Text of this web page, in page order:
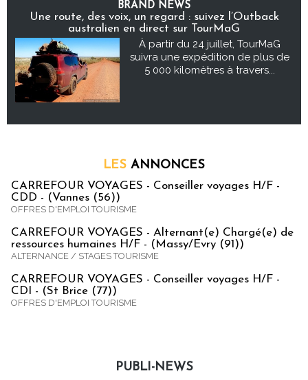
BRAND NEWS
Une route, des voix, un regard : suivez l’Outback
australien en direct sur TourMaG
À partir du 24 juillet, TourMaG
suivra une expédition de plus de
5 000 kilomètres à travers...
LES ANNONCES
CARREFOUR VOYAGES - Conseiller voyages H/F -
CDD - (Vannes (56))
OFFRES D'EMPLOI TOURISME
CARREFOUR VOYAGES - Alternant(e) Chargé(e) de
ressources humaines H/F - (Massy/Evry (91))
ALTERNANCE / STAGES TOURISME
CARREFOUR VOYAGES - Conseiller voyages H/F -
CDI - (St Brice (77))
OFFRES D'EMPLOI TOURISME
PUBLI-NEWS